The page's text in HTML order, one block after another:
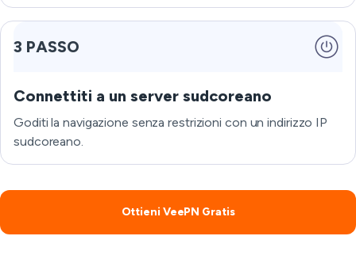
3 PASSO
Connettiti a un server sudcoreano
Goditi la navigazione senza restrizioni con un indirizzo IP
sudcoreano.
Ottieni VeePN Gratis